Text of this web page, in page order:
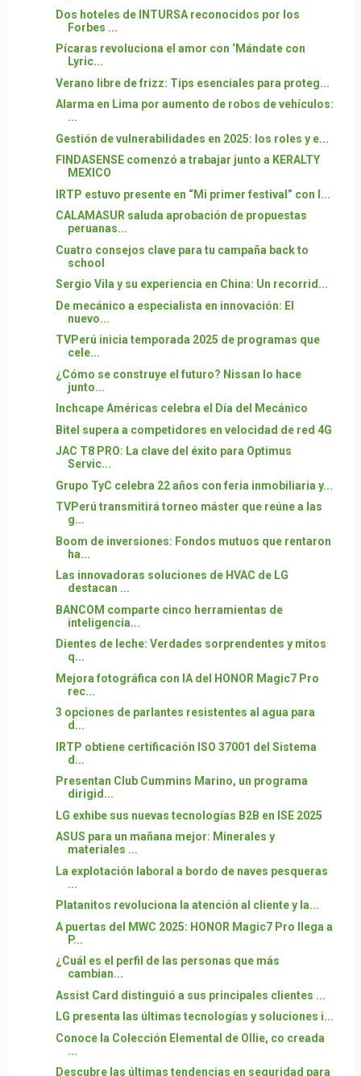
Dos hoteles de INTURSA reconocidos por los
Forbes ...
Pícaras revoluciona el amor con ‘Mándate con
Lyric...
Verano libre de frizz: Tips esenciales para proteg...
Alarma en Lima por aumento de robos de vehículos:
...
Gestión de vulnerabilidades en 2025: los roles y e...
FINDASENSE comenzó a trabajar junto a KERALTY
MEXICO
IRTP estuvo presente en “Mi primer festival” con l...
CALAMASUR saluda aprobación de propuestas
peruanas...
Cuatro consejos clave para tu campaña back to
school
Sergio Vila y su experiencia en China: Un recorrid...
De mecánico a especialista en innovación: El
nuevo...
TVPerú inicia temporada 2025 de programas que
cele...
¿Cómo se construye el futuro? Nissan lo hace
junto...
Inchcape Américas celebra el Día del Mecánico
Bitel supera a competidores en velocidad de red 4G
JAC T8 PRO: La clave del éxito para Optimus
Servic...
Grupo TyC celebra 22 años con feria inmobiliaria y...
TVPerú transmitirá torneo máster que reúne a las
g...
Boom de inversiones: Fondos mutuos que rentaron
ha...
Las innovadoras soluciones de HVAC de LG
destacan ...
BANCOM comparte cinco herramientas de
inteligencia...
Dientes de leche: Verdades sorprendentes y mitos
q...
Mejora fotográfica con IA del HONOR Magic7 Pro
rec...
3 opciones de parlantes resistentes al agua para
d...
IRTP obtiene certificación ISO 37001 del Sistema
d...
Presentan Club Cummins Marino, un programa
dirigid...
LG exhibe sus nuevas tecnologías B2B en ISE 2025
ASUS para un mañana mejor: Minerales y
materiales ...
La explotación laboral a bordo de naves pesqueras
...
Platanitos revoluciona la atención al cliente y la...
A puertas del MWC 2025: HONOR Magic7 Pro llega a
P...
¿Cuál es el perfil de las personas que más
cambian...
Assist Card distinguió a sus principales clientes ...
LG presenta las últimas tecnologías y soluciones i...
Conoce la Colección Elemental de Ollie, co creada
...
Descubre las últimas tendencias en seguridad para